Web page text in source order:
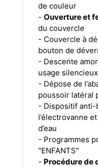
de couleur
- Ouverture et
du couvercle
- Couvercle à
bouton de
- Descente
usage silencieux
- Dépose de
poussoir latéral
- Dispositif
l’électrovanne
d’eau
- Programmes
"ENFANTS"
- Procédure de